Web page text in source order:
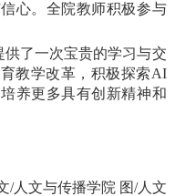
心。全院教师积极参与
了一次宝贵的学习与交
教学改革，积极探索AI
养更多具有创新精神和
/人文与传播学院 图/人文